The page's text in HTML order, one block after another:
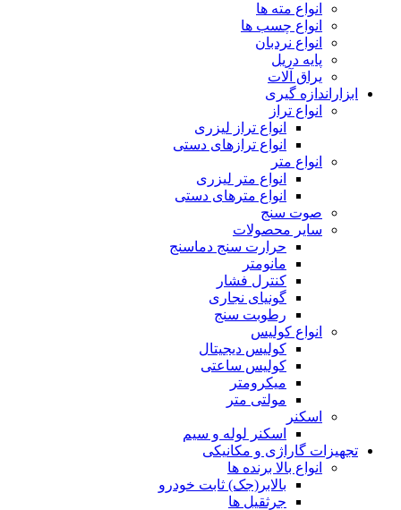
انواع مته ها
انواع چسب ها
انواع نردبان
پایه دریل
یراق آلات
ابزاراندازه گیری
انواع تراز
انواع تراز لیزری
انواع ترازهای دستی
انواع متر
انواع متر لیزری
انواع مترهای دستی
صوت سنج
سایر محصولات
حرارت سنج دماسنج
مانومتر
کنترل فشار
گونیای نجاری
رطوبت سنج
انواع کولیس
کولیس دیجیتال
کولیس ساعتی
میکرومتر
مولتی متر
اسکنر
اسکنر لوله و سیم
تجهیزات گاراژی و مکانیکی
انواع بالا برنده ها
بالابر(جک) ثابت خودرو
جرثقیل ها